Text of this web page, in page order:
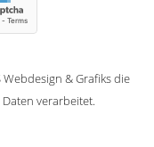
& Grafiks die
verarbeitet.